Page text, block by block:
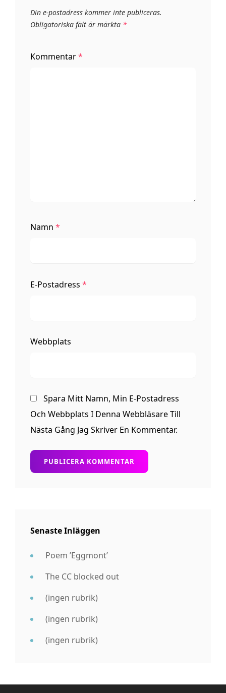
Din e-postadress kommer inte publiceras.
Obligatoriska fält är märkta *
Kommentar*
Namn *
E-Postadress *
Webbplats
Spara Mitt Namn, Min E-Postadress
Och Webbplats I Denna Webbläsare Till
Nästa Gång Jag Skriver En Kommentar.
Senaste Inläggen
Poem ’Eggmont’
The CC blocked out
(ingen rubrik)
(ingen rubrik)
(ingen rubrik)